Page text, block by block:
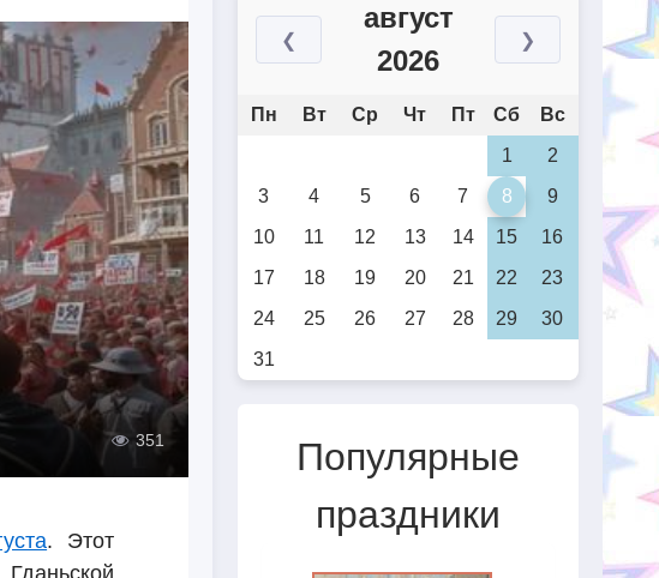
351
. Этот
❮
август
2026
❯
Пн Вт Ср Чт Пт Сб
Вс
1
2
3
4 5 6 7 8
9
10
11 12 13 14 15
16
17
18 19 20 21 22
23
24
25 26 27 28 29
30
31
Популярные
праздники